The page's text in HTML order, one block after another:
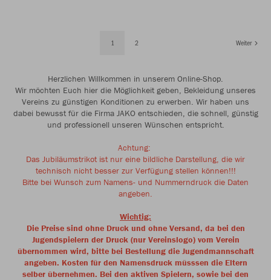
1 2 Weiter
Herzlichen Willkommen in unserem Online-Shop.
Wir möchten Euch hier die Möglichkeit geben, Bekleidung unseres
Vereins zu günstigen Konditionen zu erwerben. Wir haben uns
dabei bewusst für die Firma JAKO entschieden, die schnell, günstig
und professionell unseren Wünschen entspricht.
Achtung:
Das Jubiläumstrikot ist nur eine bildliche Darstellung, die wir
technisch nicht besser zur Verfügung stellen können!!!
Bitte bei Wunsch zum Namens- und Nummerndruck die Daten
angeben.
Wichtig:
Die Preise sind ohne Druck und ohne Versand, da bei den
Jugendspielern der Druck (nur Vereinslogo) vom Verein
übernommen wird, bitte bei Bestellung die Jugendmannschaft
angeben. Kosten für den Namensdruck müsssen die Eltern
selber übernehmen. Bei den aktiven Spielern, sowie bei den